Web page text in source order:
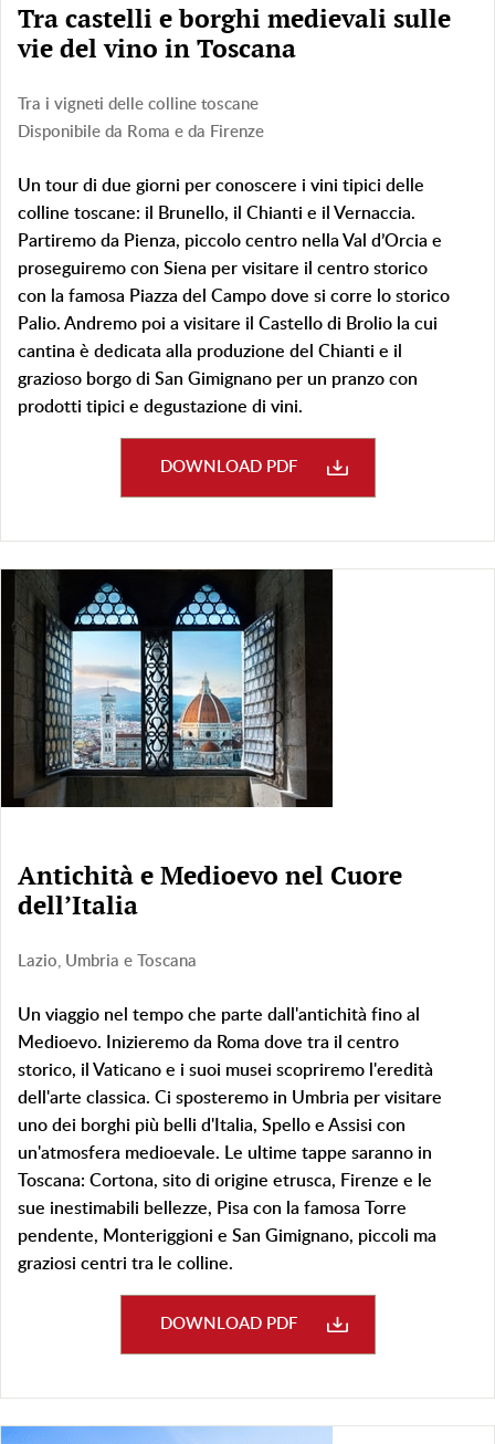
Tra castelli e borghi medievali sulle
vie del vino in Toscana
Tra i vigneti delle colline toscane
Disponibile da Roma e da Firenze
Un tour di due giorni per conoscere i vini tipici delle
colline toscane: il Brunello, il Chianti e il Vernaccia.
Partiremo da Pienza, piccolo centro nella Val d’Orcia e
proseguiremo con Siena per visitare il centro storico
con la famosa Piazza del Campo dove si corre lo storico
Palio. Andremo poi a visitare il Castello di Brolio la cui
cantina è dedicata alla produzione del Chianti e il
grazioso borgo di San Gimignano per un pranzo con
prodotti tipici e degustazione di vini.
DOWNLOAD PDF
Antichità e Medioevo nel Cuore
dell’Italia
Lazio, Umbria e Toscana
Un viaggio nel tempo che parte dall'antichità fino al
Medioevo. Inizieremo da Roma dove tra il centro
storico, il Vaticano e i suoi musei scopriremo l'eredità
dell'arte classica. Ci sposteremo in Umbria per visitare
uno dei borghi più belli d'Italia, Spello e Assisi con
un'atmosfera medioevale. Le ultime tappe saranno in
Toscana: Cortona, sito di origine etrusca, Firenze e le
sue inestimabili bellezze, Pisa con la famosa Torre
pendente, Monteriggioni e San Gimignano, piccoli ma
graziosi centri tra le colline.
DOWNLOAD PDF